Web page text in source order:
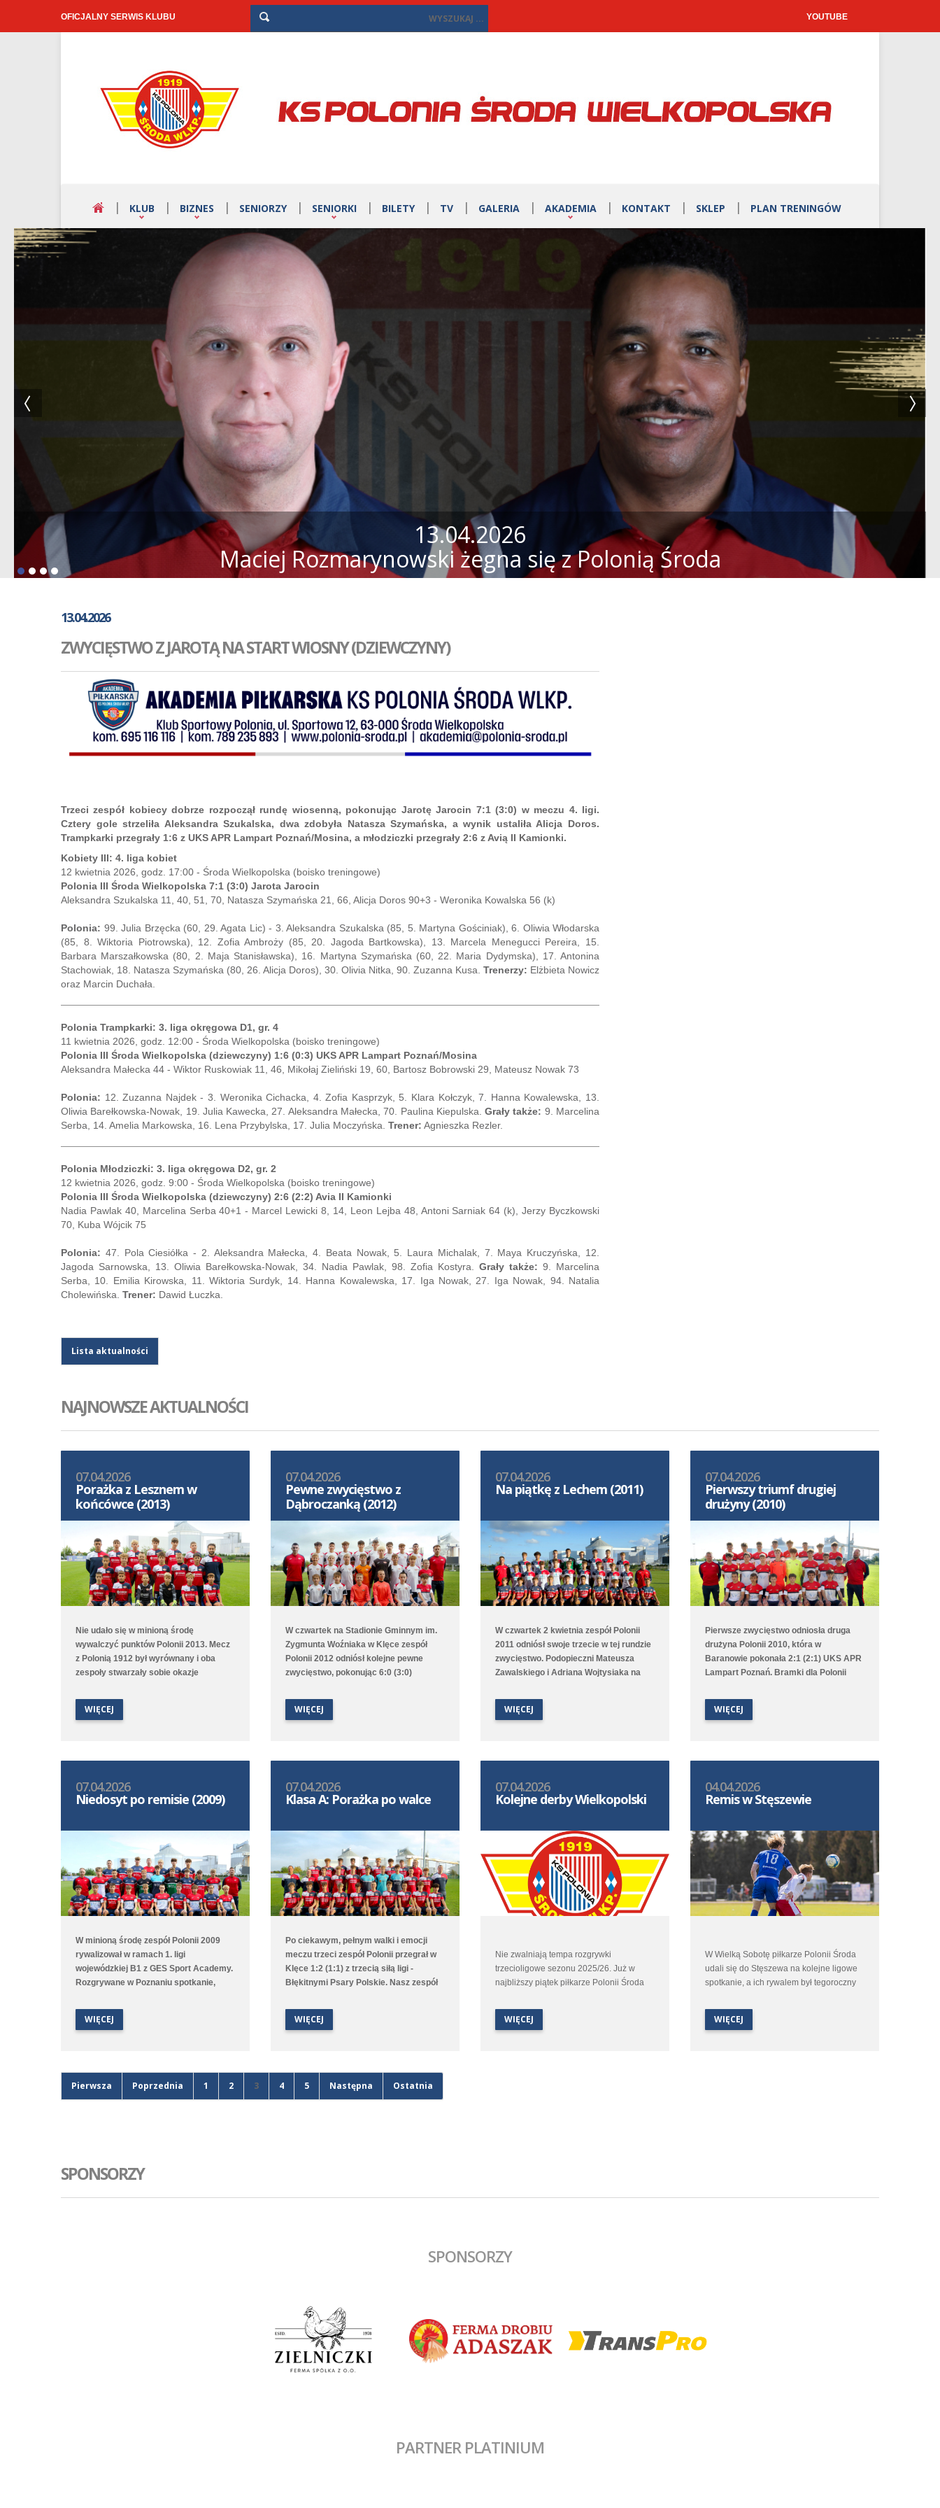
OFICJALNY SERWIS KLUBU YOUTUBE
KLUB BIZNES SENIORZY SENIORKI BILETY TV GALERIA AKADEMIA KONTAKT SKLEP PLAN TRENINGÓW
13.04.2026
Maciej Rozmarynowski żegna się z Polonią Środa
13.04.2026
ZWYCIĘSTWO Z JAROTĄ NA START WIOSNY (DZIEWCZYNY)
Trzeci zespół kobiecy dobrze rozpoczął rundę wiosenną, pokonując Jarotę Jarocin 7:1 (3:0) w meczu 4. ligi.
Cztery gole strzeliła Aleksandra Szukalska, dwa zdobyła Natasza Szymańska, a wynik ustaliła Alicja Doros.
Trampkarki przegrały 1:6 z UKS APR Lampart Poznań/Mosina, a młodziczki przegrały 2:6 z Avią II Kamionki.
Kobiety III: 4. liga kobiet
12 kwietnia 2026, godz. 17:00 - Środa Wielkopolska (boisko treningowe)
Polonia III Środa Wielkopolska 7:1 (3:0) Jarota Jarocin
Aleksandra Szukalska 11, 40, 51, 70, Natasza Szymańska 21, 66, Alicja Doros 90+3 - Weronika Kowalska 56 (k)
Polonia: 99. Julia Brzęcka (60, 29. Agata Lic) - 3. Aleksandra Szukalska (85, 5. Martyna Gościniak), 6. Oliwia Włodarska
(85, 8. Wiktoria Piotrowska), 12. Zofia Ambroży (85, 20. Jagoda Bartkowska), 13. Marcela Menegucci Pereira, 15.
Barbara Marszałkowska (80, 2. Maja Stanisławska), 16. Martyna Szymańska (60, 22. Maria Dydymska), 17. Antonina
Stachowiak, 18. Natasza Szymańska (80, 26. Alicja Doros), 30. Olivia Nitka, 90. Zuzanna Kusa. Trenerzy: Elżbieta Nowicz
oraz Marcin Duchała.
Polonia Trampkarki: 3. liga okręgowa D1, gr. 4
11 kwietnia 2026, godz. 12:00 - Środa Wielkopolska (boisko treningowe)
Polonia III Środa Wielkopolska (dziewczyny) 1:6 (0:3) UKS APR Lampart Poznań/Mosina
Aleksandra Małecka 44 - Wiktor Ruskowiak 11, 46, Mikołaj Zieliński 19, 60, Bartosz Bobrowski 29, Mateusz Nowak 73
Polonia: 12. Zuzanna Najdek - 3. Weronika Cichacka, 4. Zofia Kasprzyk, 5. Klara Kołczyk, 7. Hanna Kowalewska, 13.
Oliwia Barełkowska-Nowak, 19. Julia Kawecka, 27. Aleksandra Małecka, 70. Paulina Kiepulska.Grały także: 9. Marcelina
Serba, 14. Amelia Markowska, 16. Lena Przybylska, 17. Julia Moczyńska. Trener: Agnieszka Rezler.
Polonia Młodziczki: 3. liga okręgowa D2, gr. 2
12 kwietnia 2026, godz. 9:00 - Środa Wielkopolska (boisko treningowe)
Polonia III Środa Wielkopolska (dziewczyny) 2:6 (2:2) Avia II Kamionki
Nadia Pawlak 40, Marcelina Serba 40+1 - Marcel Lewicki 8, 14, Leon Lejba 48, Antoni Sarniak 64 (k), Jerzy Byczkowski
70, Kuba Wójcik 75
Polonia: 47. Pola Ciesiółka - 2. Aleksandra Małecka, 4. Beata Nowak, 5. Laura Michalak, 7. Maya Kruczyńska, 12.
Jagoda Sarnowska, 13. Oliwia Barełkowska-Nowak, 34. Nadia Pawlak, 98. Zofia Kostyra. Grały także: 9. Marcelina
Serba, 10. Emilia Kirowska, 11. Wiktoria Surdyk, 14. Hanna Kowalewska, 17. Iga Nowak, 27. Iga Nowak, 94. Natalia
Cholewińska. Trener: Dawid Łuczka.
Lista aktualności
NAJNOWSZE AKTUALNOŚCI
07.04.2026
Porażka z Lesznem w
końcówce (2013)
Nie udało się w minioną środę
wywalczyć punktów Polonii 2013. Mecz
z Polonią 1912 był wyrównany i oba
zespoły stwarzały sobie okazje
końcówka spotkania, kiedy to w 78. i 80.
minucie goście zdobyli bramki na wagę
WIĘCEJ
07.04.2026
Pewne zwycięstwo z
Dąbroczanką (2012)
W czwartek na Stadionie Gminnym im.
Zygmunta Woźniaka w Klęce zespół
Polonii 2012 odniósł kolejne pewne
zwycięstwo, pokonując 6:0 (3:0)
początku skupili się na bronieniu
własnej bramki i tylko sporadycznie
Tymoteusz Włodarczak i Szymon
Kempski po dwie oraz Jakub Jacków i
WIĘCEJ
07.04.2026
Na piątkę z Lechem (2011)
W czwartek 2 kwietnia zespół Polonii
2011 odniósł swoje trzecie w tej rundzie
zwycięstwo. Podopieczni Mateusza
Zawalskiego i Adriana Wojtysiaka na
Lechem Poznań 2012. Po dwie bramki
strzelili Kuba Kucharski oraz Mikołaj
wicelider i trzeci zespół.
WIĘCEJ
07.04.2026
Pierwszy triumf drugiej
drużyny (2010)
Pierwsze zwycięstwo odniosła druga
drużyna Polonii 2010, która w
Baranowie pokonała 2:1 (2:1) UKS APR
Lampart Poznań. Bramki dla Polonii
Królak. Punktów nie udało się tym
razem wywalczyć pierwszej drużynie,
WIĘCEJ
07.04.2026
Niedosyt po remisie (2009)
W minioną środę zespół Polonii 2009
rywalizował w ramach 1. ligi
wojewódzkiej B1 z GES Sport Academy.
Rozgrywane w Poznaniu spotkanie,
zakończyło się podziałem punktów po
remisie 1:1. Gola dla średzkiej drużyny
zdobyć gola na wagę trzech punktów.
WIĘCEJ
07.04.2026
Klasa A: Porażka po walce
Po ciekawym, pełnym walki i emocji
meczu trzeci zespół Polonii przegrał w
Klęce 1:2 (1:1) z trzecią siłą ligi -
Błękitnymi Psary Polskie. Nasz zespół
trafieniu Huberta Łosińskiego, ale
goście wyrównaniu tuż przed przerwą
udało się doprowadzić do wyrównania
WIĘCEJ
07.04.2026
Kolejne derby Wielkopolski
Nie zwalniają tempa rozgrywki
trzecioligowe sezonu 2025/26. Już w
najbliższy piątek piłkarze Polonii Środa
podopieczni Macieja Rozmarynowskiego
w kolejnych derbach Wielkopolski
WIĘCEJ
04.04.2026
Remis w Stęszewie
W Wielką Sobotę piłkarze Polonii Środa
udali się do Stęszewa na kolejne ligowe
spotkanie, a ich rywalem był tegoroczny
spotkanie obu zespołów dostarczyło
kibicom sporo emocji i na ponownie
WIĘCEJ
Pierwsza Poprzednia 1 2 3 4 5 Następna Ostatnia
SPONSORZY
SPONSORZY
PARTNER PLATINIUM